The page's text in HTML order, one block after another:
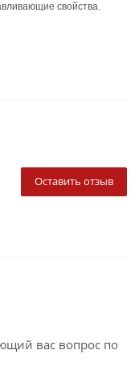
свойства.
Оставить отзыв
вас вопрос по